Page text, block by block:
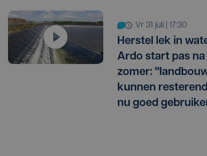
vr 31 juli | 17:30
Herstel lek in
Ardo start pas na
zomer:
kunnen
nu goed